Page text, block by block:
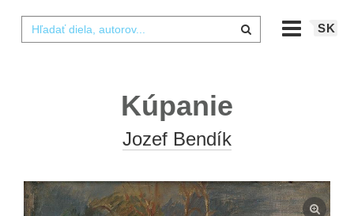
SK
Kúpanie
Jozef Bendík